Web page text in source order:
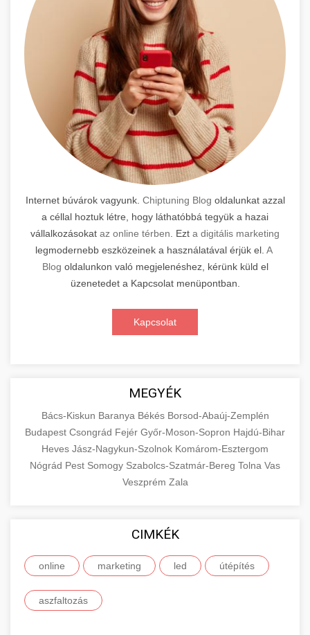
Internet búvárok vagyunk. Chiptuning Blog oldalunkat azzal
a céllal hoztuk létre, hogy láthatóbbá tegyük a hazai
vállalkozásokat az online térben . Ezt a digitális marketing
legmodernebb eszközeinek a használatával érjük el. A
Blog oldalunkon való megjelenéshez, kérünk küld el
üzenetedet a Kapcsolat menüpontban.
Kapcsolat
MEGYÉK
Bács-Kiskun Baranya Békés Borsod-Abaúj-Zemplén
Budapest Csongrád Fejér Győr-Moson-Sopron Hajdú-Bihar
Heves Jász-Nagykun-Szolnok Komárom-Esztergom
Nógrád Pest Somogy Szabolcs-Szatmár-Bereg Tolna Vas
Veszprém Zala
CIMKÉK
online marketing led útépítés
aszfaltozás